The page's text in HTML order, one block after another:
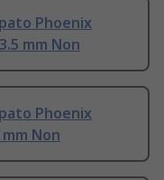
Phoenix
mm Non
Phoenix
Non